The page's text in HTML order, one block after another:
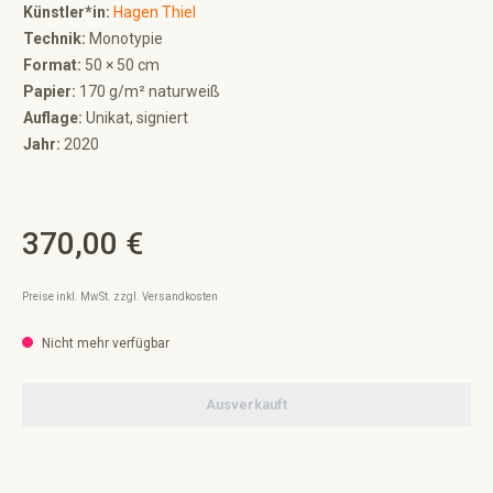
Künstler*in: Hagen Thiel
Technik: Monotypie
Format: 50 × 50 cm
Papier: 170 g/m² naturweiß
Auflage: Unikat, signiert
Jahr: 2020
Regulärer Preis:
370,00 €
Preise inkl. MwSt. zzgl. Versandkosten
Nicht mehr verfügbar
Ausverkauft